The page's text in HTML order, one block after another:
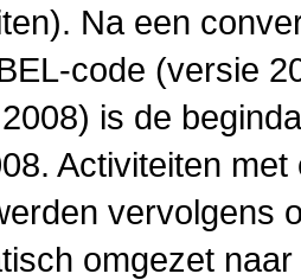
Na een
code (versie
is de
Activiteiten
vervolgens
omgezet